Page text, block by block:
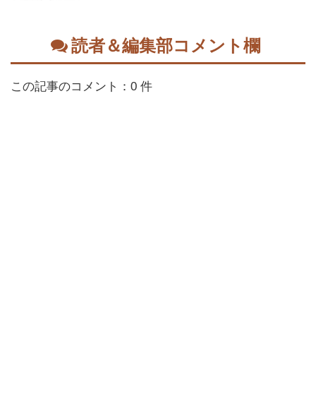
読者＆編集部コメント欄
この記事のコメント：0 件